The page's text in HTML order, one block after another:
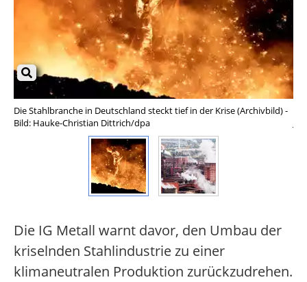
Die Stahlbranche in Deutschland steckt tief in der Krise (Archivbild) -
Bild: Hauke-Christian Dittrich/dpa
Die IG Metall warnt davor, den Umbau der
kriselnden Stahlindustrie zu einer
klimaneutralen Produktion zurückzudrehen.